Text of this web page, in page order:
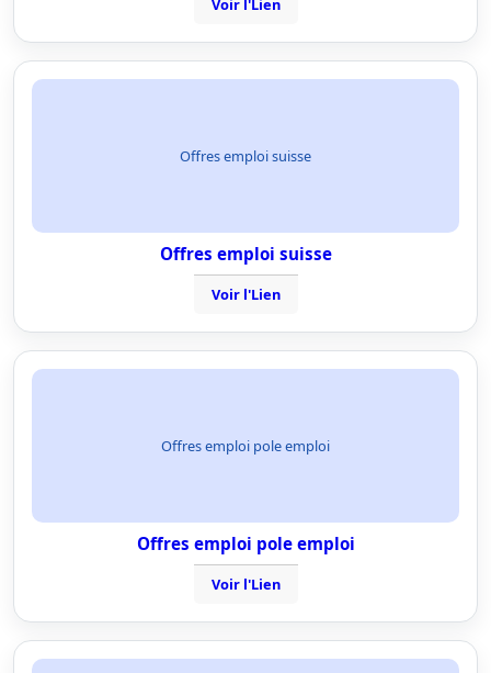
Voir l'Lien
Offres emploi suisse
Offres emploi suisse
Voir l'Lien
Offres emploi pole emploi
Offres emploi pole emploi
Voir l'Lien